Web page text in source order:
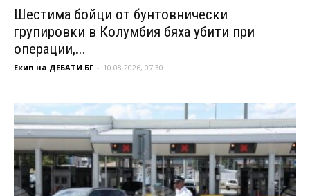
Шестима бойци от бунтовнически
групировки в Колумбия бяха убити при
операции,...
Екип на ДЕБАТИ.БГ - 10.08.2026, 07:30